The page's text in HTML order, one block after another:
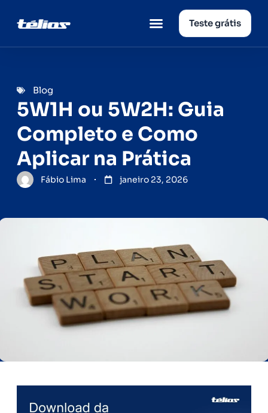
Teste grátis
Blog
5W1H ou 5W2H: Guia
Completo e Como
Aplicar na Prática
Fábio Lima janeiro 23, 2026